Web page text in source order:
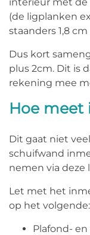
(de ligplanken
staanders 1,8
Dus kort
plus 2cm. Dit is
rekening mee
Hoe
Dit gaat niet
schuifwand
nemen via deze
Let met het
op het volgende:
Plafond-